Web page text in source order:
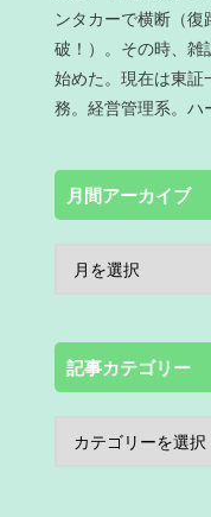
ンタカーで横断（
破！）。その時、雑
始めた。現在は東証
務。経営管理系。ハ
月間アーカイブ
記事カテゴリー